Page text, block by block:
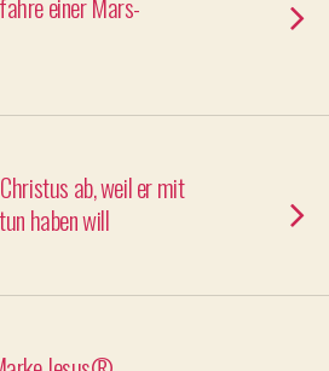
ab, weil er mit
haben will